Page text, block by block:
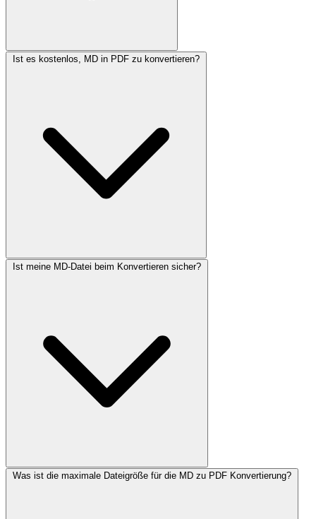
Ist es kostenlos, MD in PDF zu konvertieren?
Ist meine MD-Datei beim Konvertieren sicher?
Was ist die maximale Dateigröße für die MD zu PDF Konvertierung?